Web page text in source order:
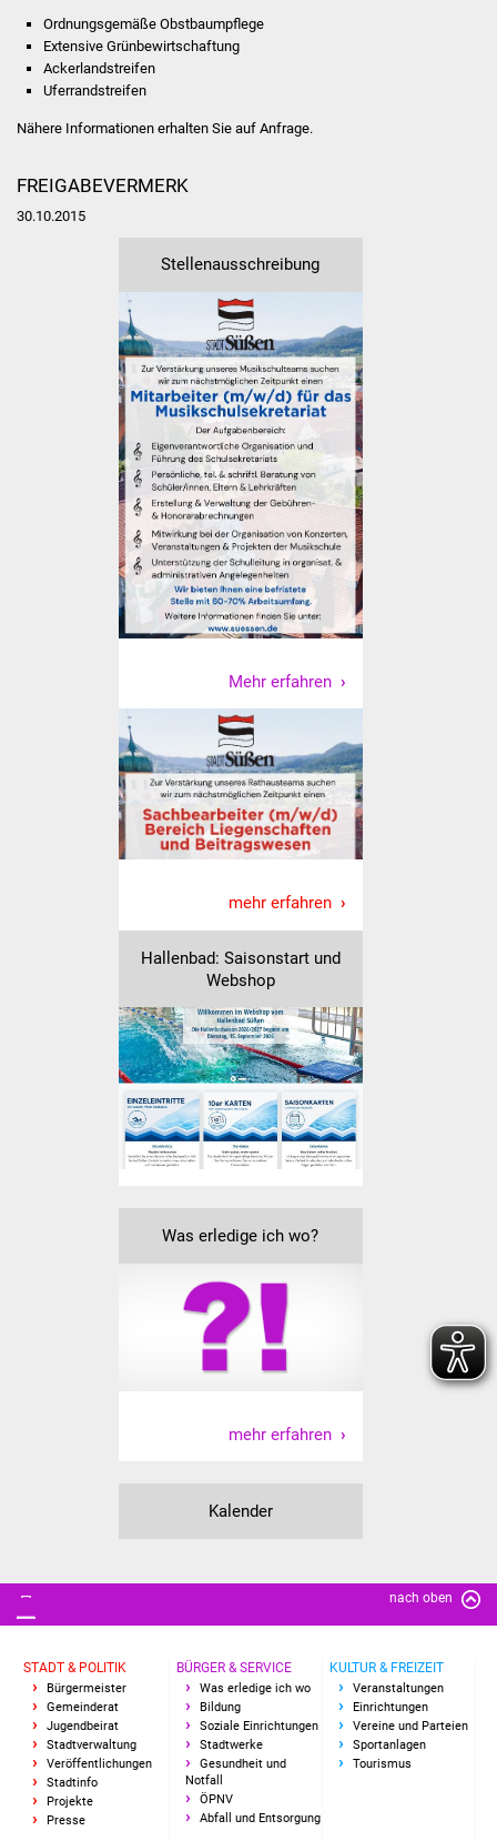
Projekte
Sanierung Hallenbad
Bürger & Service
Was erledige ich wo
Dienstleistungen
Lebenslagen
Formulare
Bürgerinfos
Kindergärten
Kolping-Musikschule
Volkshochschule
Soziale Einrichtungen
Kirchen
Lokale Agenda
Jugendhaus
Fachteam Jugend
Kinder- und
Stadtwerke
Suenergie
NETZMonitor
Pflege von Angehörigen
Index
Bürgerbus (MOBS)
Abfall und Entsorgung
Kultur & Freizeit
Ordnungsgemäße Obstbaumpflege
Extensive Grünbewirtschaftung
Ackerlandstreifen
Uferrandstreifen
Nähere Informationen erhalten Sie auf Anfrage.
FREIGABEVERMERK
30.10.2015
Stellenausschreibung
Mehr erfahren
mehr erfahren
Hallenbad: Saisonstart und
Webshop
Was erledige ich wo?
mehr erfahren
Kalender
nach oben
STADT & POLITIK
Bürgermeister
Gemeinderat
Jugendbeirat
Stadtverwaltung
Veröffentlichungen
Stadtinfo
Projekte
Presse
BÜRGER & SERVICE
Was erledige ich wo
Bildung
Soziale Einrichtungen
Stadtwerke
Gesundheit und
Notfall
ÖPNV
Abfall und Entsorgung
KULTUR & FREIZEIT
Veranstaltungen
Einrichtungen
Vereine und Parteien
Sportanlagen
Tourismus